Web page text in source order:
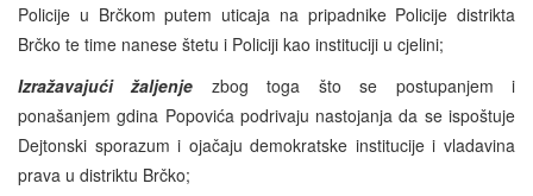
Policije u Brčkom putem uticaja na pripadnike Policije distrikta
Brčko te time nanese štetu i Policiji kao instituciji u cjelini;
Izražavajući žaljenje zbog toga što se postupanjem i
ponašanjem gdina Popovića podrivaju nastojanja da se ispoštuje
Dejtonski sporazum i ojačaju demokratske institucije i vladavina
prava u distriktu Brčko;